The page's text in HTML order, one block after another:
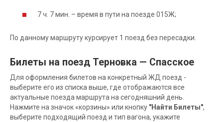
7 ч. 7 мин. – время в пути на поезде 015Ж;
По данному маршруту курсирует 1 поезд без пересадки.
Билеты на поезд Терновка — Спасское
Для оформления билетов на конкретный ЖД поезд -
выберите его из списка выше, где отображаются все
актуальные поезда маршрута на сегодняшний день.
Нажмите на значок «корзины» или кнопку "Найти Билеты",
выберите подходящий поезд и тип вагона, укажите